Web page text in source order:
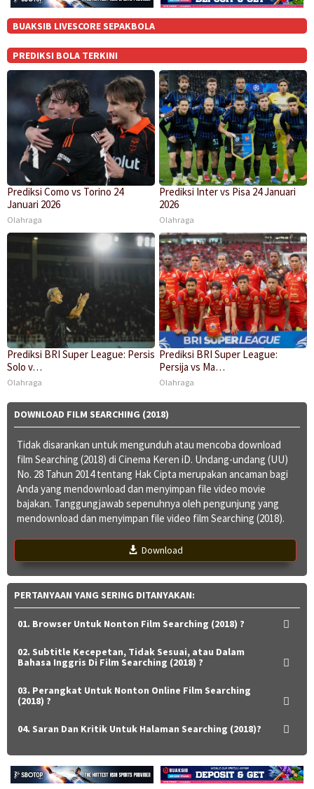
BUAKSIB LIVESCORE SEPAKBOLA
PREDIKSI BOLA TERKINI
Prediksi Como vs Torino 24
Januari 2026
Olahraga
Prediksi Inter vs Pisa 24 Januari
2026
Olahraga
Prediksi BRI Super League: Persis
Solo v…
Olahraga
Prediksi BRI Super League:
Persija vs Ma…
Olahraga
DOWNLOAD FILM SEARCHING (2018)
Tidak disarankan untuk mengunduh atau mencoba download
film Searching (2018) di Cinema Keren iD. Undang-undang (UU)
No. 28 Tahun 2014 tentang Hak Cipta merupakan ancaman bagi
Anda yang mendownload dan menyimpan file video movie
bajakan. Tanggungjawab sepenuhnya oleh pengunjung yang
mendownload dan menyimpan file video film Searching (2018).
Download
PERTANYAAN YANG SERING DITANYAKAN:
01. Browser Untuk Nonton Film Searching (2018) ?
02. Subtitle Kecepetan, Tidak Sesuai, atau Dalam
Bahasa Inggris Di Film Searching (2018) ?
03. Perangkat Untuk Nonton Online Film Searching
(2018) ?
04. Saran Dan Kritik Untuk Halaman Searching (2018)?